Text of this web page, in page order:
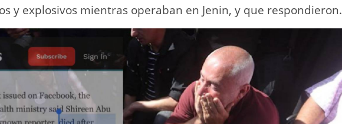
y explosivos mientras operaban en Jenin, y que respondieron.